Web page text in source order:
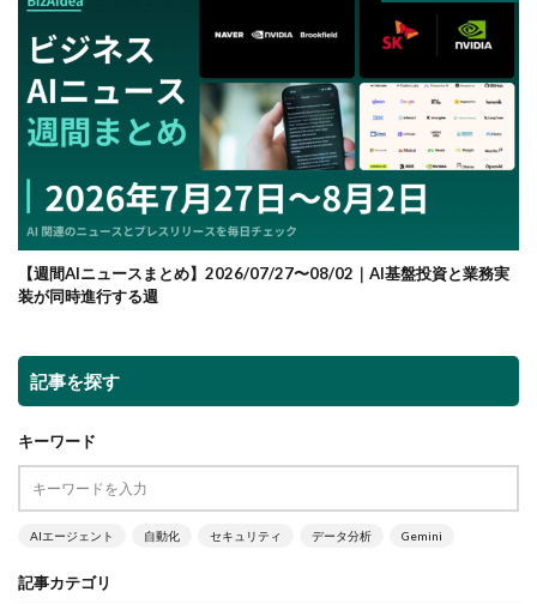
【週間AIニュースまとめ】2026/07/27〜08/02｜AI基盤投資と業務実
装が同時進行する週
記事を探す
キーワード
AIエージェント 自動化 セキュリティ データ分析 Gemini
記事カテゴリ